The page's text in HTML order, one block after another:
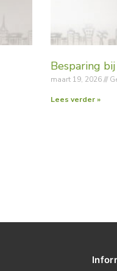
Besparing
maart 19, 2026
Lees verder »